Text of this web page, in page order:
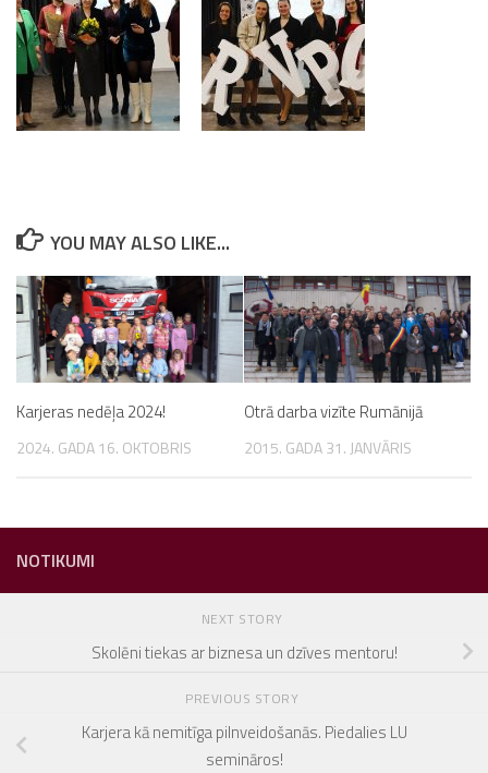
YOU MAY ALSO LIKE...
Karjeras nedēļa 2024!
2024. GADA 16. OKTOBRIS
Otrā darba vizīte Rumānijā
2015. GADA 31. JANVĀRIS
NOTIKUMI
NEXT STORY
Skolēni tiekas ar biznesa un dzīves mentoru!
PREVIOUS STORY
Karjera kā nemitīga pilnveidošanās. Piedalies LU
semināros!